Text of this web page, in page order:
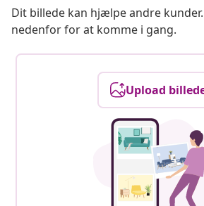
Dit billede kan hjælpe andre
nedenfor for at komme i gang.
Upload